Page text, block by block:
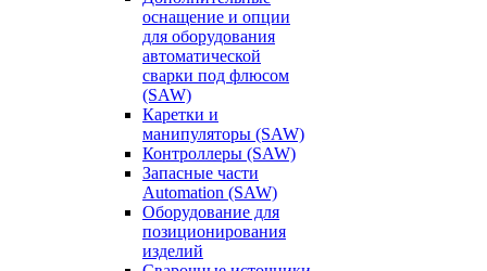
оснащение и опции
для оборудования
автоматической
сварки под флюсом
(SAW)
Каретки и
манипуляторы (SAW)
Контроллеры (SAW)
Запасные части
Automation (SAW)
Оборудование для
позиционирования
изделий